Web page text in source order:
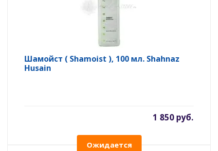
Шамойст ( Shamoist ), 100 мл. Shahnaz
Husain
1 850 руб.
Ожидается